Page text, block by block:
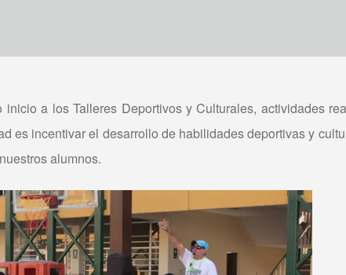
a los Talleres Deportivos y Culturales, actividades
es incentivar el desarrollo de habilidades deportivas y
alumnos.